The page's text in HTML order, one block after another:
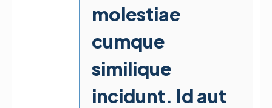
molestiae
cumque
similique
incidunt. Id aut